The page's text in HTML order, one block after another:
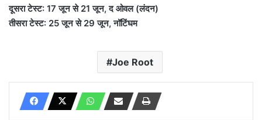
दूसरा टेस्ट: 17 जून से 21 जून, द ओवल (लंदन)
तीसरा टेस्ट: 25 जून से 29 जून, नॉटिंघम
Joe Root